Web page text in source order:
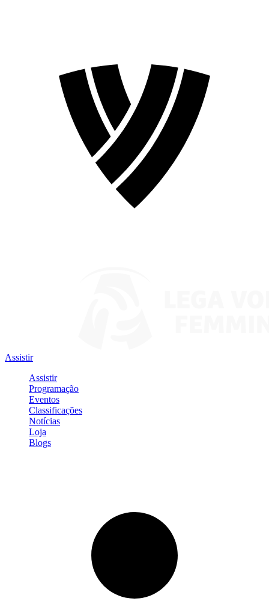
Assistir
Assistir
Programação
Eventos
Classificações
Notícias
Loja
Blogs